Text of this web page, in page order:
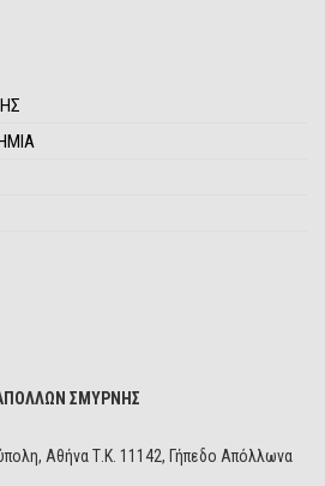
ΣΜΥΡΝΗΣ
Αθήνα Τ.Κ. 11142, Γήπεδο Απόλλωνα